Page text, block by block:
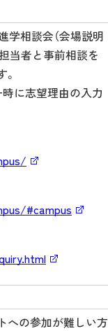
学相談会（会場説明
当者と事前相談を
に志望理由の入力
#campus
への参加が難しい方